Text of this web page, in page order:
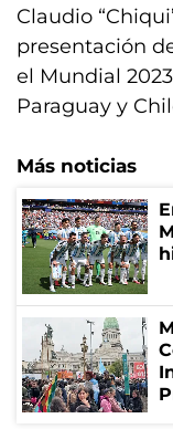
Claudio
presentación
el Mundial
Paraguay y
Más noticias